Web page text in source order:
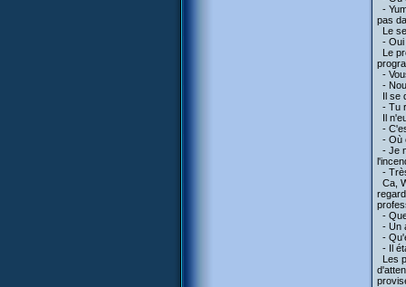
-
pas
Le
- Oui
Le
-
-
Il se
- Tu
Il
-
- Où
- Je
-
Ca,
-
- Un
-
- Il
Les